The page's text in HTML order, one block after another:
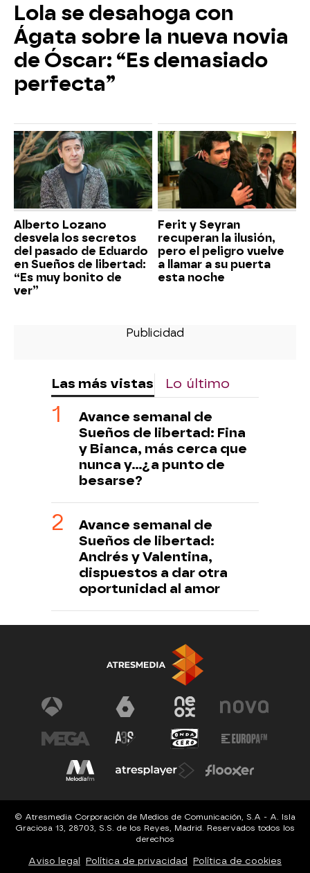
Lola se desahoga con
Ágata sobre la nueva novia
de Óscar: “Es demasiado
perfecta”
Alberto Lozano
desvela los secretos
del pasado de Eduardo
en Sueños de libertad:
“Es muy bonito de
ver”
Ferit y Seyran
recuperan la ilusión,
pero el peligro vuelve
a llamar a su puerta
esta noche
Las más vistas Lo último
Avance semanal de
Sueños de libertad: Fina
y Bianca, más cerca que
nunca y...¿a punto de
besarse?
Avance semanal de
Sueños de libertad:
Andrés y Valentina,
dispuestos a dar otra
oportunidad al amor
© Atresmedia Corporación de Medios de Comunicación, S.A - A. Isla
Graciosa 13, 28703, S.S. de los Reyes, Madrid. Reservados todos los
derechos
Aviso legal Política de privacidad Política de cookies